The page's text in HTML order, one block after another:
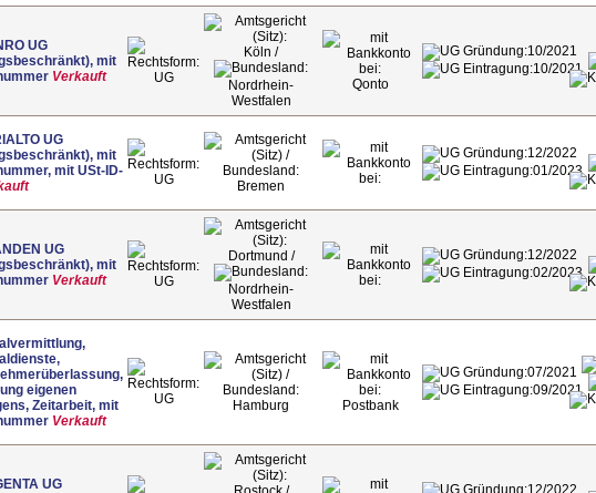
UG
mit
Verkauft UG
Köln /
Nordrhein-
Westfalen
Qonto
10/2021
10/2021
UG
mit
mit USt-ID-
UG Bremen
12/2022
01/2023
UG
mit
Verkauft UG
Dortmund /
Nordrhein-
Westfalen
12/2022
02/2023
eigenen
Zeitarbeit, mit
Verkauft
UG Hamburg Postbank
07/2021
09/2021
UG
12/2022